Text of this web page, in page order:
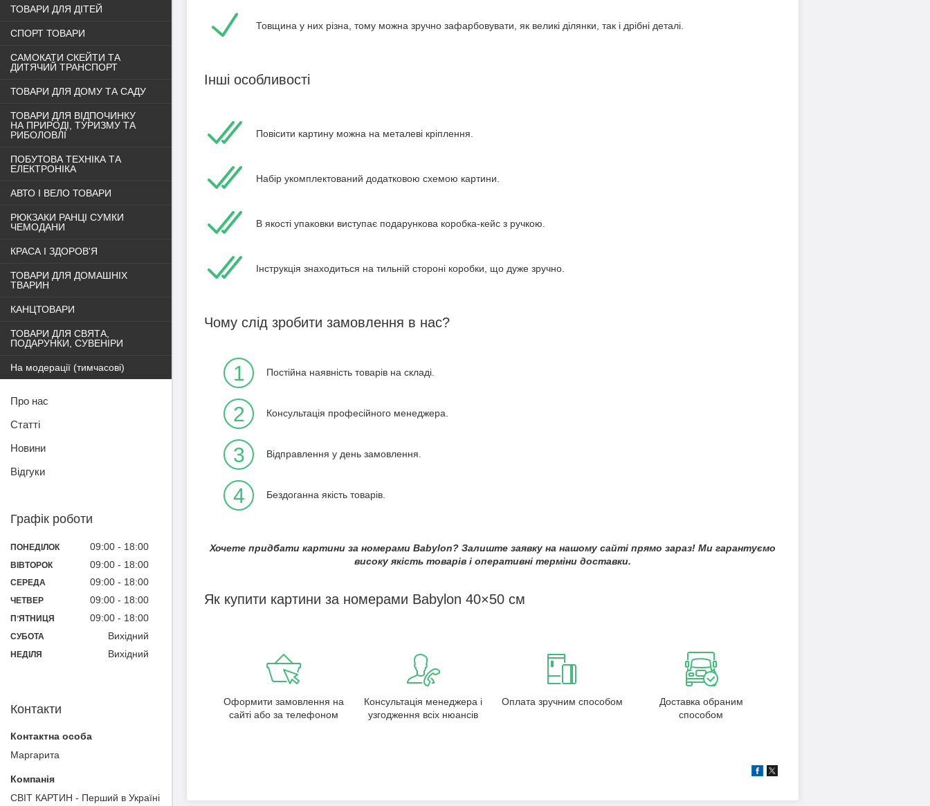
Товщина у них різна, тому можна зручно зафарбовувати, як великі ділянки, так і дрібні деталі.
Інші особливості
Повісити картину можна на металеві кріплення.
Набір укомплектований додатковою схемою картини.
В якості упаковки виступає подарункова коробка-кейс з ручкою.
Інструкція знаходиться на тильній стороні коробки, що дуже зручно.
Чому слід зробити замовлення в нас?
1 Постійна наявність товарів на складі.
2 Консультація професійного менеджера.
3 Відправлення у день замовлення.
4 Бездоганна якість товарів.
Хочете придбати картини за номерами Babylon? Залиште заявку на нашому сайті прямо зараз! Ми гарантуємо
високу якість товарів і оперативні терміни доставки.
Як купити картини за номерами Babylon 40×50 см
Оформити замовлення на
сайті або за телефоном
Консультація менеджера і
узгодження всіх нюансів
Оплата зручним способом
Доставка обраним
способом
ТОВАРИ ДЛЯ ДІТЕЙ
СПОРТ ТОВАРИ
САМОКАТИ СКЕЙТИ ТА
ДИТЯЧИЙ ТРАНСПОРТ
ТОВАРИ ДЛЯ ДОМУ ТА САДУ
ТОВАРИ ДЛЯ ВІДПОЧИНКУ
НА ПРИРОДІ, ТУРИЗМУ ТА
РИБОЛОВЛІ
ПОБУТОВА ТЕХНІКА ТА
ЕЛЕКТРОНІКА
АВТО І ВЕЛО ТОВАРИ
РЮКЗАКИ РАНЦІ СУМКИ
ЧЕМОДАНИ
КРАСА І ЗДОРОВ'Я
ТОВАРИ ДЛЯ ДОМАШНІХ
ТВАРИН
КАНЦТОВАРИ
ТОВАРИ ДЛЯ СВЯТА,
ПОДАРУНКИ, СУВЕНІРИ
На модерації (тимчасові)
Про нас
Статті
Новини
Відгуки
Графік роботи
ПОНЕДІЛОК 09:00 18:00
ВІВТОРОК 09:00 18:00
СЕРЕДА 09:00 18:00
ЧЕТВЕР 09:00 18:00
ПʼЯТНИЦЯ 09:00 18:00
СУБОТА Вихідний
НЕДІЛЯ Вихідний
Контакти
Маргарита
СВІТ КАРТИН - Перший в Україні